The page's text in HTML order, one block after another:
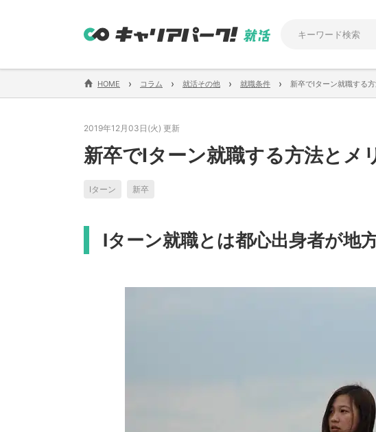
HOME › コラム › 就活その他 › 就職条件 › 新卒でIターン就職する
2019年12月03日(火) 更新
新卒でIターン就職する方法とメ
Iターン 新卒
Iターン就職とは都心出身者が地